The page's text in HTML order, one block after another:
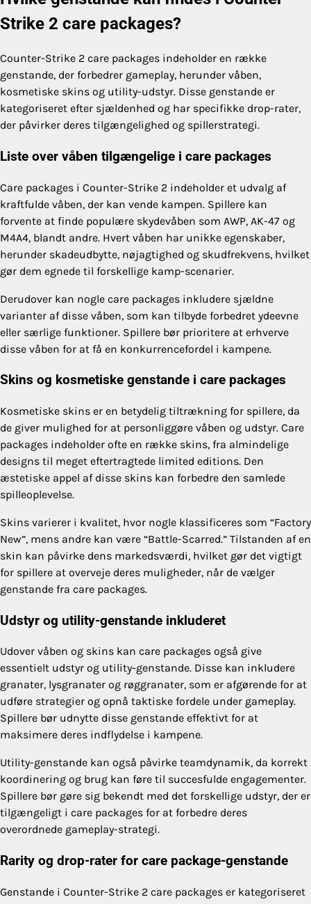
Strike 2 care packages?
Counter-Strike 2 care packages indeholder en række
genstande, der forbedrer gameplay, herunder våben,
kosmetiske skins og utility-udstyr. Disse genstande er
kategoriseret efter sjældenhed og har specifikke drop-rater,
der påvirker deres tilgængelighed og spillerstrategi.
Liste over våben tilgængelige i care packages
Care packages i Counter-Strike 2 indeholder et udvalg af
kraftfulde våben, der kan vende kampen. Spillere kan
forvente at finde populære skydevåben som AWP, AK-47 og
M4A4, blandt andre. Hvert våben har unikke egenskaber,
herunder skadeudbytte, nøjagtighed og skudfrekvens, hvilket
gør dem egnede til forskellige kamp-scenarier.
Derudover kan nogle care packages inkludere sjældne
varianter af disse våben, som kan tilbyde forbedret ydeevne
eller særlige funktioner. Spillere bør prioritere at erhverve
disse våben for at få en konkurrencefordel i kampene.
Skins og kosmetiske genstande i care packages
Kosmetiske skins er en betydelig tiltrækning for spillere, da
de giver mulighed for at personliggøre våben og udstyr. Care
packages indeholder ofte en række skins, fra almindelige
designs til meget eftertragtede limited editions. Den
æstetiske appel af disse skins kan forbedre den samlede
spilleoplevelse.
Skins varierer i kvalitet, hvor nogle klassificeres som “Factory
New”, mens andre kan være “Battle-Scarred.” Tilstanden af en
skin kan påvirke dens markedsværdi, hvilket gør det vigtigt
for spillere at overveje deres muligheder, når de vælger
genstande fra care packages.
Udstyr og utility-genstande inkluderet
Udover våben og skins kan care packages også give
essentielt udstyr og utility-genstande. Disse kan inkludere
granater, lysgranater og røggranater, som er afgørende for at
udføre strategier og opnå taktiske fordele under gameplay.
Spillere bør udnytte disse genstande effektivt for at
maksimere deres indflydelse i kampene.
Utility-genstande kan også påvirke teamdynamik, da korrekt
koordinering og brug kan føre til succesfulde engagementer.
Spillere bør gøre sig bekendt med det forskellige udstyr, der er
tilgængeligt i care packages for at forbedre deres
overordnede gameplay-strategi.
Rarity og drop-rater for care package-genstande
Genstande i Counter-Strike 2 care packages er kategoriseret